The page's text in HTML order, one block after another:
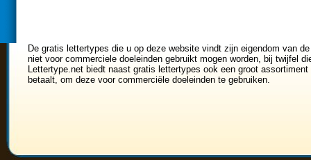
De gratis lettertypes die u op deze website vindt zijn eigendom van
niet voor commerciele doeleinden gebruikt mogen worden, bij twijfel
Lettertype.net biedt naast gratis lettertypes ook een groot
betaalt, om deze voor commerciële doeleinden te gebruiken.